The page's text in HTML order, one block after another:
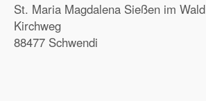
St. Maria Magdalena Sießen im Wald
Kirchweg
88477 Schwendi